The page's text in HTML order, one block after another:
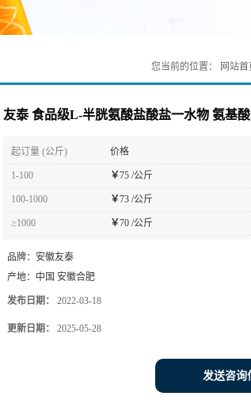
您当前的位置： 网站首
友泰 食品级L-半胱氨酸盐酸盐一水物 氨基
起订量 (公斤) 价格
1-100 ￥75 /公斤
100-1000 ￥73 /公斤
≥1000 ￥70 /公斤
品牌： 安徽友泰
产地： 中国 安徽合肥
发布日期： 2022-03-18
更新日期： 2025-05-28
发送咨询